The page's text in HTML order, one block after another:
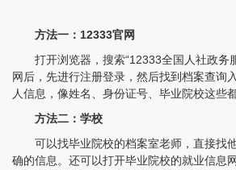
方法一：12333官网
打开浏览器，搜索“12333全国人社政务
网后，先进行注册登录，然后找到档案查询
人信息，像姓名、身份证号、毕业院校这些
方法二：学校
可以找毕业院校的档案室老师，直接找
确的信息。还可以打开毕业院校的就业信息